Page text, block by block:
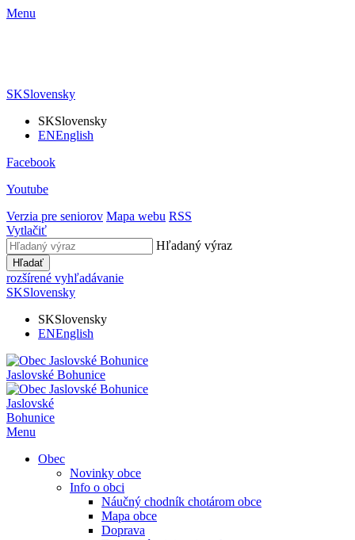
Menu
SKSlovensky
SKSlovensky
ENEnglish
Facebook
Youtube
Verzia pre seniorov Mapa webu RSS
Vytlačiť
Hľadaný výraz
Hľadať
rozšírené vyhľadávanie
SKSlovensky
SKSlovensky
ENEnglish
Jaslovské Bohunice
Jaslovské
Bohunice
Menu
Obec
Novinky obce
Info o obci
Náučný chodník chotárom obce
Mapa obce
Doprava